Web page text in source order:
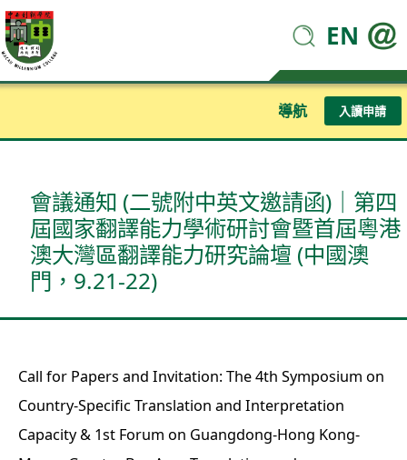
EN
導航 入讀申請
會議通知 (二號附中英文邀請函)｜第四
屆國家翻譯能力學術研討會暨首屆粵港
澳大灣區翻譯能力研究論壇 (中國澳
門，9.21-22)
Call for Papers and Invitation: The 4th Symposium on
Country-Specific Translation and Interpretation
Capacity & 1st Forum on Guangdong-Hong Kong-